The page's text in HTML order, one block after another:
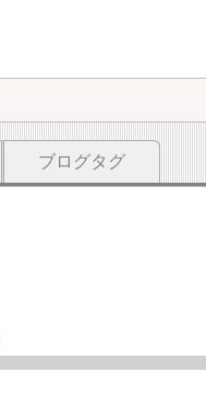
ブログタグ